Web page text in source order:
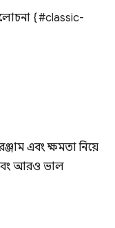
{#classic-
এবং ক্ষমতা নিয়ে
আরও ভাল